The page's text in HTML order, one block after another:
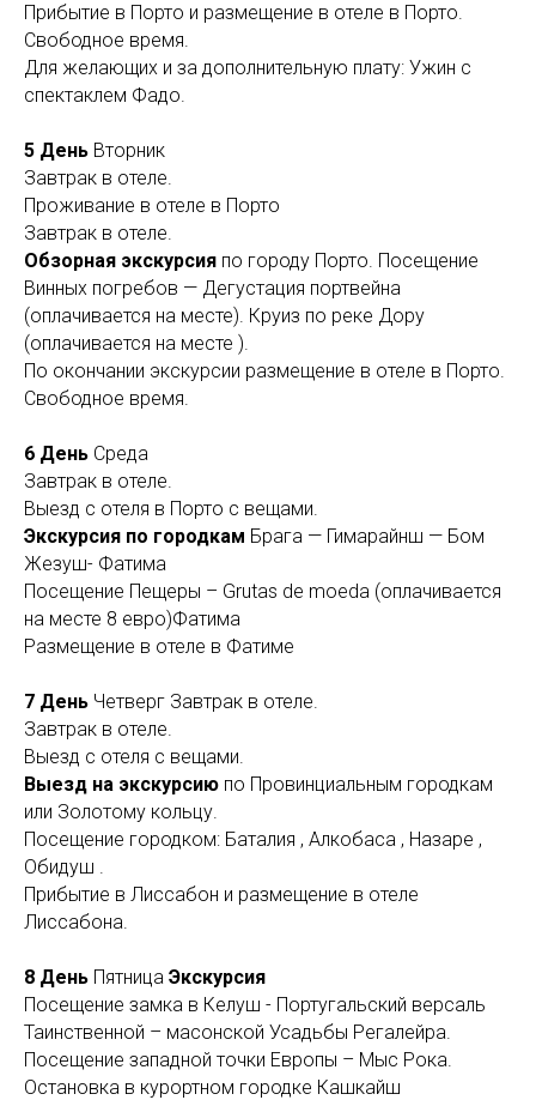
Прибытие в Порто и размещение в отеле в Порто.
Свободное время.
Для желающих и за дополнительную плату: Ужин с
спектаклем Фадо.
5 День Вторник
Завтрак в отеле.
Проживание в отеле в Порто
Завтрак в отеле.
Обзорная экскурсия по городу Порто. Посещение
Винных погребов — Дегустация портвейна
(оплачивается на месте). Круиз по реке Дору
(оплачивается на месте ).
По окончании экскурсии размещение в отеле в Порто.
Свободное время.
6 День Среда
Завтрак в отеле.
Выезд с отеля в Порто с вещами.
Экскурсия по городкам Брага — Гимарайнш — Бом
Жезуш- Фатима
Посещение Пещеры – Grutas de moeda (оплачивается
на месте 8 евро)Фатима
Размещение в отеле в Фатиме
7 День Четверг Завтрак в отеле.
Завтрак в отеле.
Выезд с отеля с вещами.
Выезд на экскурсию по Провинциальным городкам
или Золотому кольцу.
Посещение городком: Баталия , Алкобаса , Назаре ,
Обидуш .
Прибытие в Лиссабон и размещение в отеле
Лиссабона.
8 День Пятница Экскурсия
Посещение замка в Келуш - Португальский версаль
Таинственной – масонской Усадьбы Регалейра.
Посещение западной точки Европы – Мыс Рока.
Остановка в курортном городке Кашкайш